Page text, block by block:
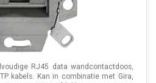
RJ45 data wandcontactdoos,
kabels. Kan in combinatie met Gira,